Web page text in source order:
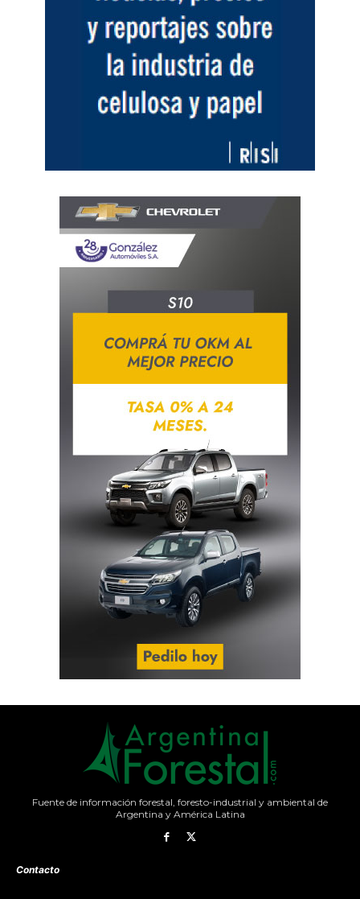
Fuente de información forestal, foresto-industrial y ambiental de
Argentina y América Latina
Contacto